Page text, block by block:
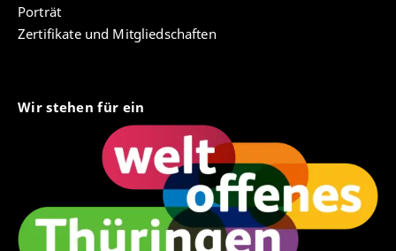
Porträt
Zertifikate und Mitgliedschaften
Wir stehen für ein